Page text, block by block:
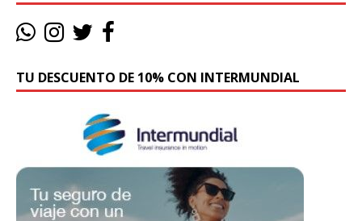
TU DESCUENTO DE 10% CON INTERMUNDIAL